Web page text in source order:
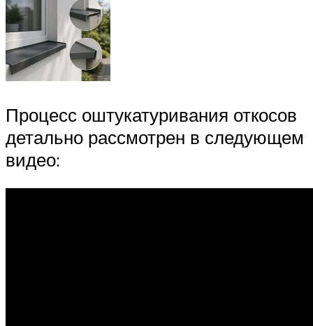
Процесс оштукатуривания откосов
детально рассмотрен в следующем
видео: